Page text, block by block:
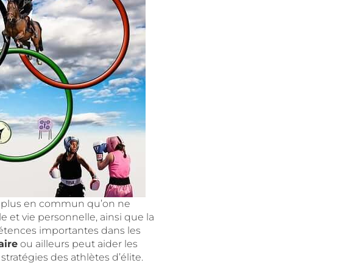
en commun qu’on ne
et vie personnelle, ainsi que la
importantes dans les
ou ailleurs peut aider les
des athlètes d’élite.